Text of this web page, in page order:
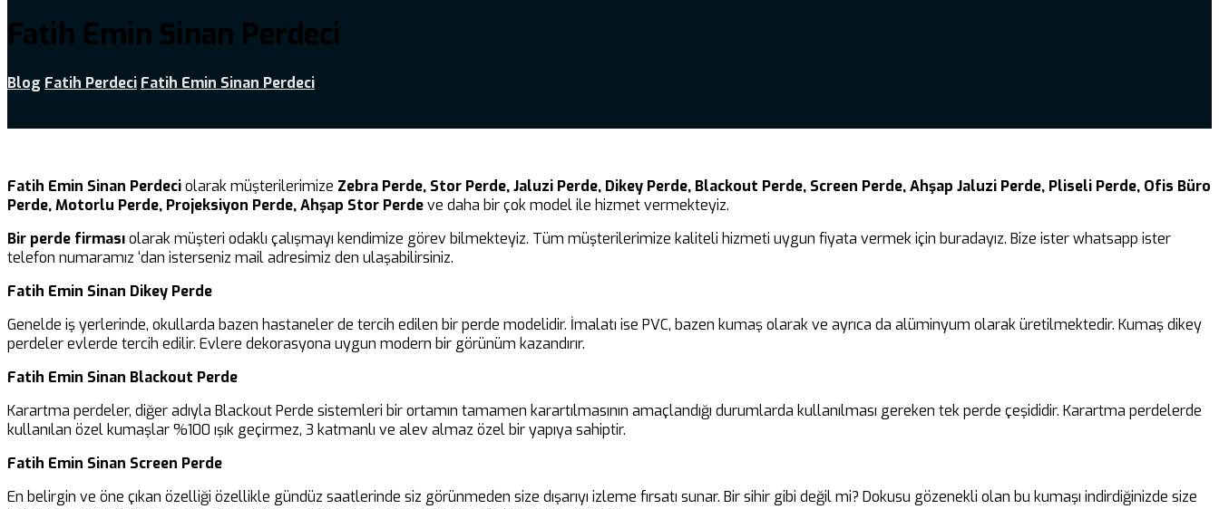
Fatih Emin Sinan Perdeci
Blog Fatih Perdeci Fatih Emin Sinan Perdeci
Fatih Emin Sinan Perdeciolarak müşterilerimize Zebra Perde, Stor Perde, Jaluzi Perde, Dikey Perde, Blackout Perde, Screen Perde, Ahşap Jaluzi Perde, Pliseli Perde, Ofis Büro
Perde, Motorlu Perde, Projeksiyon Perde, Ahşap Stor Perdeve daha bir çok model ile hizmet vermekteyiz.
Bir perde firmasıolarak müşteri odaklı çalışmayı kendimize görev bilmekteyiz. Tüm müşterilerimize kaliteli hizmeti uygun fiyata vermek için buradayız. Bize ister whatsapp ister
telefon numaramız ‘dan isterseniz mail adresimiz den ulaşabilirsiniz.
Fatih Emin Sinan Dikey Perde
Genelde iş yerlerinde, okullarda bazen hastaneler de tercih edilen bir perde modelidir. İmalatı ise PVC, bazen kumaş olarak ve ayrıca da alüminyum olarak üretilmektedir. Kumaş dikey
perdeler evlerde tercih edilir. Evlere dekorasyona uygun modern bir görünüm kazandırır.
Fatih Emin Sinan Blackout Perde
Karartma perdeler, diğer adıyla Blackout Perde sistemleri bir ortamın tamamen karartılmasının amaçlandığı durumlarda kullanılması gereken tek perde çeşididir. Karartma perdelerde
kullanılan özel kumaşlar %100 ışık geçirmez, 3 katmanlı ve alev almaz özel bir yapıya sahiptir.
Fatih Emin Sinan Screen Perde
En belirgin ve öne çıkan özelliği özellikle gündüz saatlerinde siz görünmeden size dışarıyı izleme fırsatı sunar. Bir sihir gibi değil mi? Dokusu gözenekli olan bu kumaşı indirdiğinizde size